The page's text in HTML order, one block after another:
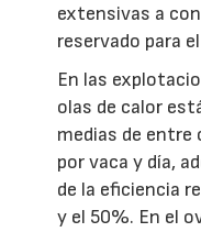
extensivas a
reservado para
En las
olas de calor
medias de
por vaca y día,
de la eficiencia
y el 50%. En el